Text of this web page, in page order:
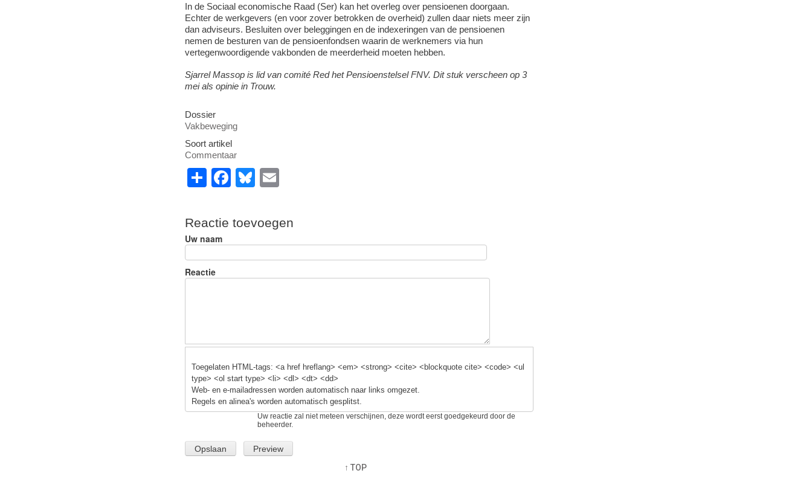
In de Sociaal economische Raad (Ser) kan het overleg over pensioenen doorgaan.
Echter de werkgevers (en voor zover betrokken de overheid) zullen daar niets meer zijn
dan adviseurs. Besluiten over beleggingen en de indexeringen van de pensioenen
nemen de besturen van de pensioenfondsen waarin de werknemers via hun
vertegenwoordigende vakbonden de meerderheid moeten hebben.
Sjarrel Massop is lid van comité Red het Pensioenstelsel FNV. Dit stuk verscheen op 3
mei als opinie in Trouw.
Dossier
Vakbeweging
Soort artikel
Commentaar
S
ar
e
F
c
e
o
Bl
e
sk
E
ail
Reactie toevoegen
Uw naam
Reactie
Toegelaten HTML-tags: <a href hreflang> <em> <strong> <cite> <blockquote cite> <code> <ul
type> <ol start type> <li> <dl> <dt> <dd>
Web- en e-mailadressen worden automatisch naar links omgezet.
Regels en alinea's worden automatisch gesplitst.
Uw reactie zal niet meteen verschijnen, deze wordt eerst goedgekeurd door de
beheerder.
↑ TOP